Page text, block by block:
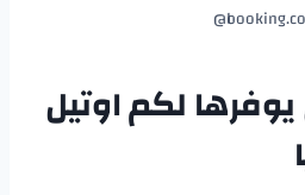
لكماوتيل